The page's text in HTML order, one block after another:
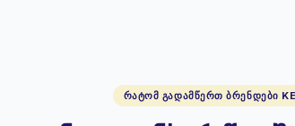
ᲠᲐᲢᲝᲛ ᲒᲐᲓᲐᲛᲬᲔᲠᲗ ᲑᲠᲔᲜᲓᲔᲑᲘ